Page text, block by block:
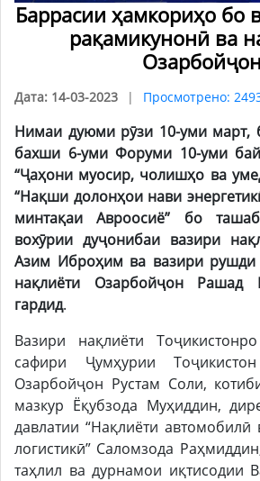
Баррасии ҳамкориҳо бо
рақамикунонӣ ва
Озарбойҷон
Дата: 14-03-2023 Просмотрено:
Нимаи дуюми рӯзи 10-уми март,
бахши 6-умиФоруми 10-уми
“Ҷаҳони муосир, чолишҳо ва
“Нақши долонҳои нави энергетик
минтақаи Авроосиё” бо
вохӯрии дуҷонибаи вазири нақ
Азим Иброҳим ва вазирирушди
нақлиёти ОзарбойҷонРашад
гардид.
Вазири нақлиёти
сафири Ҷумҳурии
Озарбойҷон Рустам Соли,
мазкур Ёқубзода Муҳиддин,
давлатии “Нақлиёти автомобилӣ
логистикӣ” Саломзода
таҳлил ва дурнамои иқтисодии